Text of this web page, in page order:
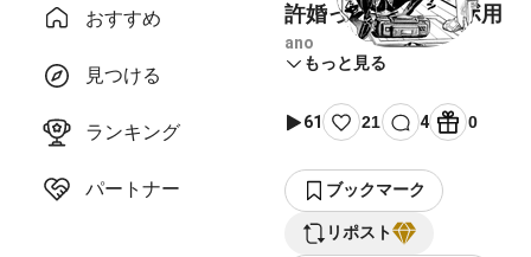
おすすめ
見つける
ランキング
パートナー
許婚っきゅん コラボ用
ano
もっと見る
61 21 4 0
ブックマーク
リポスト